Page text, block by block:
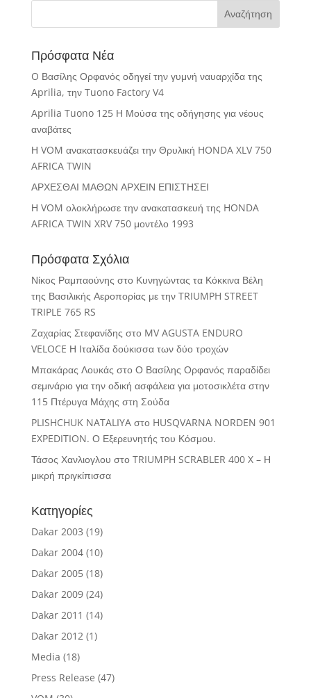
Πρόσφατα Νέα
O Βασίλης Ορφανός οδηγεί την γυμνή ναυαρχίδα της
Aprilia, την Tuono Factory V4
Aprilia Tuono 125 Η Μούσα της οδήγησης για νέους
αναβάτες
Η VOM ανακατασκευάζει την Θρυλική HONDA XLV 750
AFRICA TWIN
ΑΡΧΕΣΘΑΙ ΜΑΘΩΝ ΑΡΧΕΙΝ ΕΠΙΣΤΗΣΕΙ
Η VOM ολοκλήρωσε την ανακατασκευή της HONDA
AFRICA TWIN XRV 750 μοντέλο 1993
Πρόσφατα Σχόλια
Νίκος Ραμπαούνης στο Κυνηγώντας τα Κόκκινα Βέλη
της Βασιλικής Αεροπορίας με την TRIUMPH STREET
TRIPLE 765 RS
Ζαχαρίας Στεφανίδης στο MV AGUSTA ENDURO
VELOCE Η Ιταλίδα δούκισσα των δύο τροχών
Μπακάρας Λουκάς στο Ο Βασίλης Ορφανός παραδίδει
σεμινάριο για την οδική ασφάλεια για μοτοσικλέτα στην
115 Πτέρυγα Μάχης στη Σούδα
PLISHCHUK NATALIYAστο HUSQVARNA NORDEN 901
EXPEDITION. Ο Εξερευνητής του Κόσμου.
Τάσος Χανλιογλου στο TRIUMPH SCRABLER 400 X – Η
μικρή πριγκίπισσα
Κατηγορίες
Dakar 2003 (19)
Dakar 2004(10)
Dakar 2005(18)
Dakar 2009(24)
Dakar 2011 (14)
Dakar 2012 (1)
Media (18)
Press Release (47)